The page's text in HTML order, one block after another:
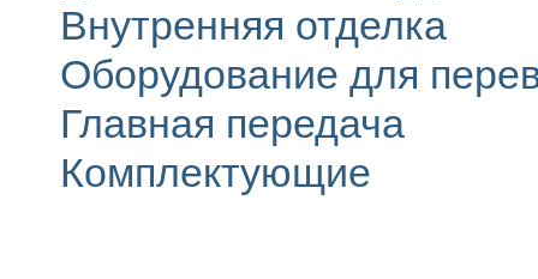
Внутренняя отделка
Оборудование для
Главная передача
Комплектующие